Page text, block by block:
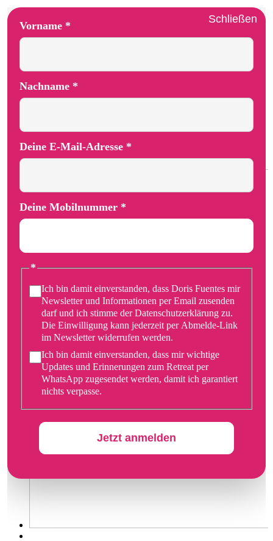
E-Mail-Adresse Vorname Layout
Vorname *
Nachname *
Deine E-Mail-Adresse *
Deine Mobilnummer *
*
Ich bin damit einverstanden, dass Doris Fuentes mir
Newsletter und Informationen per Email zusenden
darf und ich stimme der Datenschutzerklärung zu.
Die Einwilligung kann jederzeit per Abmelde-Link
im Newsletter widerrufen werden.
Ich bin damit einverstanden, dass mir wichtige
Updates und Erinnerungen zum Retreat per
WhatsApp zugesendet werden, damit ich garantiert
nichts verpasse.
Jetzt anmelden
Schließen